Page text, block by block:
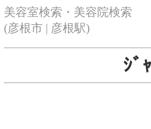
美容室検索・美容院検索
(彦根市 | 彦根駅)
ｼﾞ